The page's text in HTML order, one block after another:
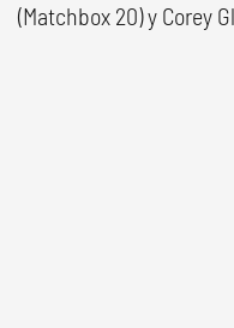
(Matchbox 20) y Corey